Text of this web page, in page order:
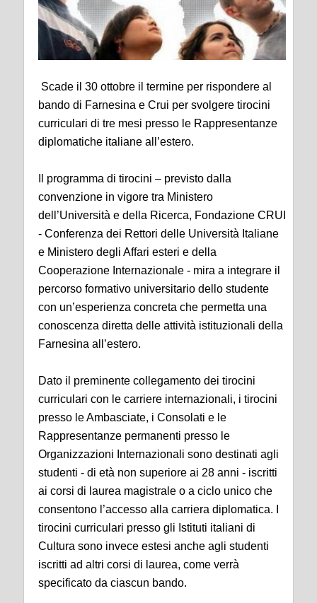
Scade il 30 ottobre il termine per rispondere al
bando di Farnesina e Crui per svolgere tirocini
curriculari di tre mesi presso le Rappresentanze
diplomatiche italiane all’estero.
Il programma di tirocini – previsto dalla
convenzione in vigore tra Ministero
dell’Università e della Ricerca, Fondazione CRUI
- Conferenza dei Rettori delle Università Italiane
e Ministero degli Affari esteri e della
Cooperazione Internazionale - mira a integrare il
percorso formativo universitario dello studente
con un’esperienza concreta che permetta una
conoscenza diretta delle attività istituzionali della
Farnesina all’estero.
Dato il preminente collegamento dei tirocini
curriculari con le carriere internazionali, i tirocini
presso le Ambasciate, i Consolati e le
Rappresentanze permanenti presso le
Organizzazioni Internazionali sono destinati agli
studenti - di età non superiore ai 28 anni - iscritti
ai corsi di laurea magistrale o a ciclo unico che
consentono l’accesso alla carriera diplomatica. I
tirocini curriculari presso gli Istituti italiani di
Cultura sono invece estesi anche agli studenti
iscritti ad altri corsi di laurea, come verrà
specificato da ciascun bando.